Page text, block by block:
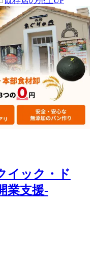
イック・ド
業支援-